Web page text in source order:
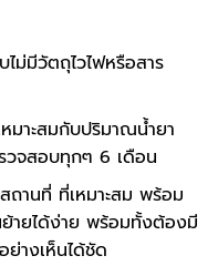
ไม่มีวัตถุไวไฟหรือสาร
มาะสมกับปริมาณน้ำยา
วจสอบทุกๆ 6 เดือน
านที่ ที่เหมาะสม พร้อม
ย้ายได้ง่าย พร้อมทั้งต้องมี
างเห็นได้ชัด